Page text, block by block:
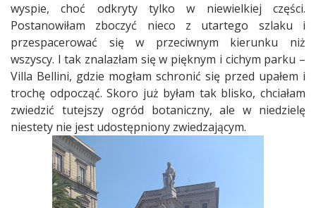
wyspie, choć odkryty tylko w niewielkiej części.
Postanowiłam zboczyć nieco z utartego szlaku i
przespacerować się w przeciwnym kierunku niż
wszyscy. I tak znalazłam się w pięknym i cichym parku –
Villa Bellini, gdzie mogłam schronić się przed upałem i
trochę odpocząć. Skoro już byłam tak blisko, chciałam
zwiedzić tutejszy ogród botaniczny, ale w niedzielę
niestety nie jest udostępniony zwiedzającym.